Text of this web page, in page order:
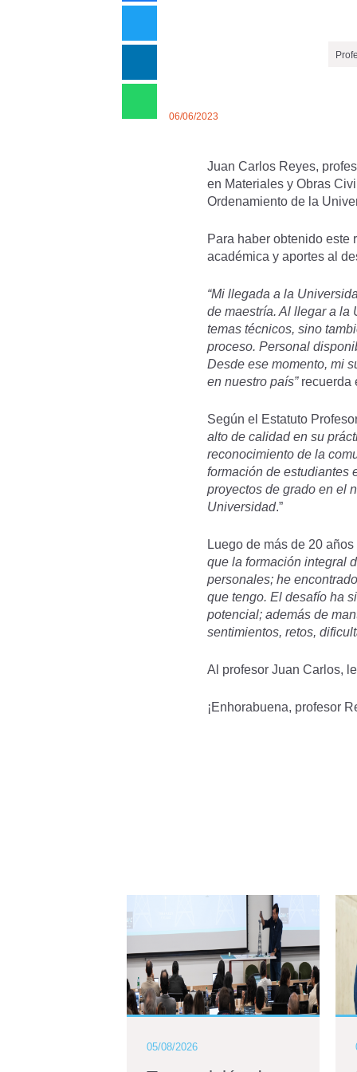
06/06/2023
Juan Carlos Reyes,
en Materiales y Obras
Ordenamiento de la
Para haber obtenido este
académica y aportes al
“Mi llegada a la
de maestría. Al llegar a la
temas técnicos, sino
proceso. Personal
Desde ese momento, mi
en nuestro país”recuerda
Según el Estatuto
alto de calidad en su
reconocimiento de la
formación de estudiantes
proyectos de grado en el
Universidad.”
Luego de más de 20
que la formación integral
personales; he
que tengo. El desafío ha
potencial; además de
sentimientos, retos,
Al profesor Juan Carlos,
¡Enhorabuena, profesor
05/08/2026